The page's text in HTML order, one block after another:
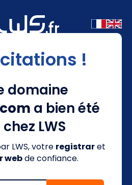
!
domaine
a bien été
LWS
LWS, votre registraret
webde confiance.